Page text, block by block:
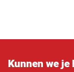
Kunnen we je